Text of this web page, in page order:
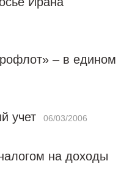
– в едином
учет
06/03/2006
на доходы